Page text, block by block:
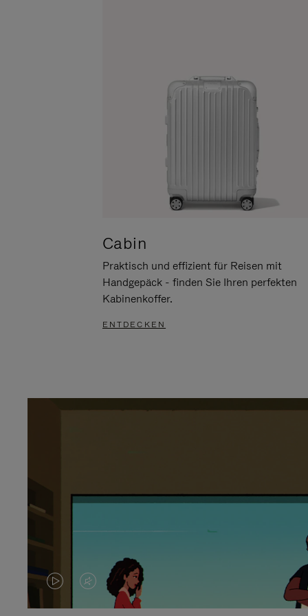
Cabin
Praktisch und effizient für Reisen mit
Handgepäck - finden Sie Ihren perfekten
Kabinenkoffer.
ENTDECKEN
DASVIDEO